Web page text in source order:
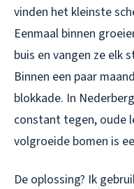
vinden het kleinste
Eenmaal binnen
buis en vangen ze elk
Binnen een paar
blokkade. In
constant tegen, oude
volgroeide bomen is
De oplossing? Ik